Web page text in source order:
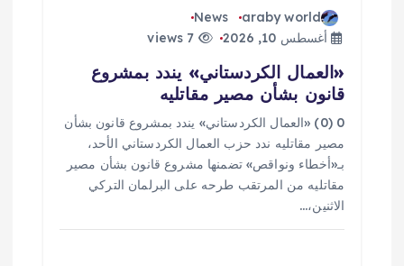
araby world
News
أغسطس 10, 2026
«العمال الكردستاني» يندد بمشروع
قانون بشأن مصير مقاتليه
0 (0) «العمال الكردستاني» يندد بمشروع قانون بشأن
مصير مقاتليه ندد حزب العمال الكردستاني الأحد،
بـ«أخطاء ونواقص» تضمنها مشروع قانون بشأن مصير
مقاتليه من المرتقب طرحه على البرلمان التركي
الاثنين،…